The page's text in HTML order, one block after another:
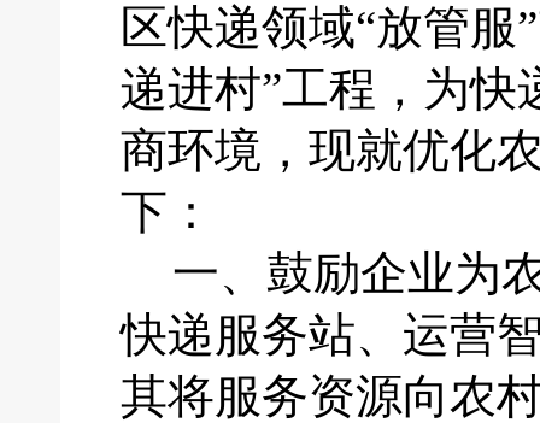
区快递领域“放管
递进村”工程，为
商环境，现就优化
下：
一、 鼓励企业为
快递服务站、运营
其将服务资源向农